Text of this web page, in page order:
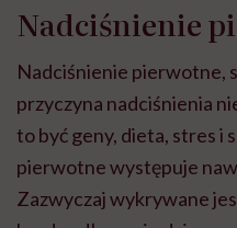
Nadciśnienie
Nadciśnienie pierwotne,
przyczyna nadciśnienia
to być geny, dieta, stres i
pierwotne występuje
Zazwyczaj wykrywane